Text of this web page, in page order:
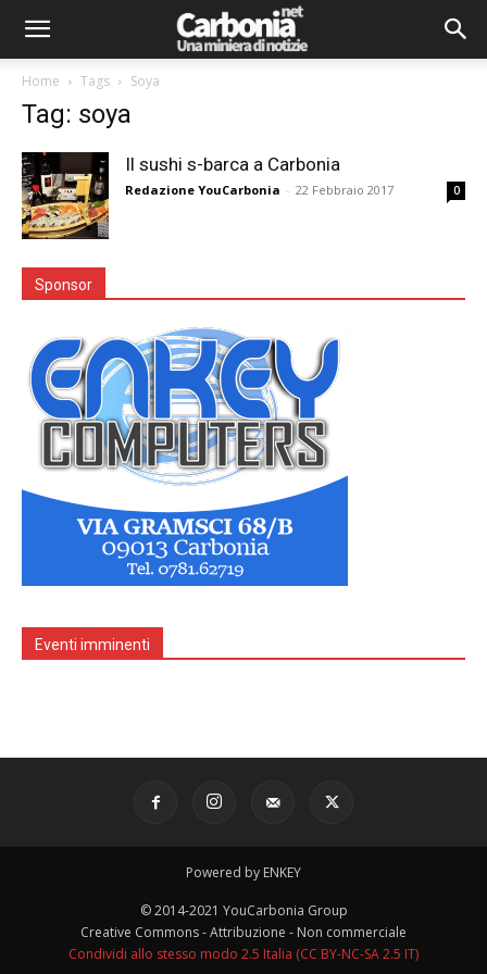
Home Tags Soya
Tag: soya
Il sushi s-barca a Carbonia
Redazione YouCarbonia - 22 Febbraio 2017 0
Sponsor
Eventi imminenti
Powered by ENKEY
© 2014-2021 YouCarbonia Group
Creative Commons - Attribuzione - Non commerciale
Condividi allo stesso modo 2.5 Italia (CC BY-NC-SA 2.5 IT)